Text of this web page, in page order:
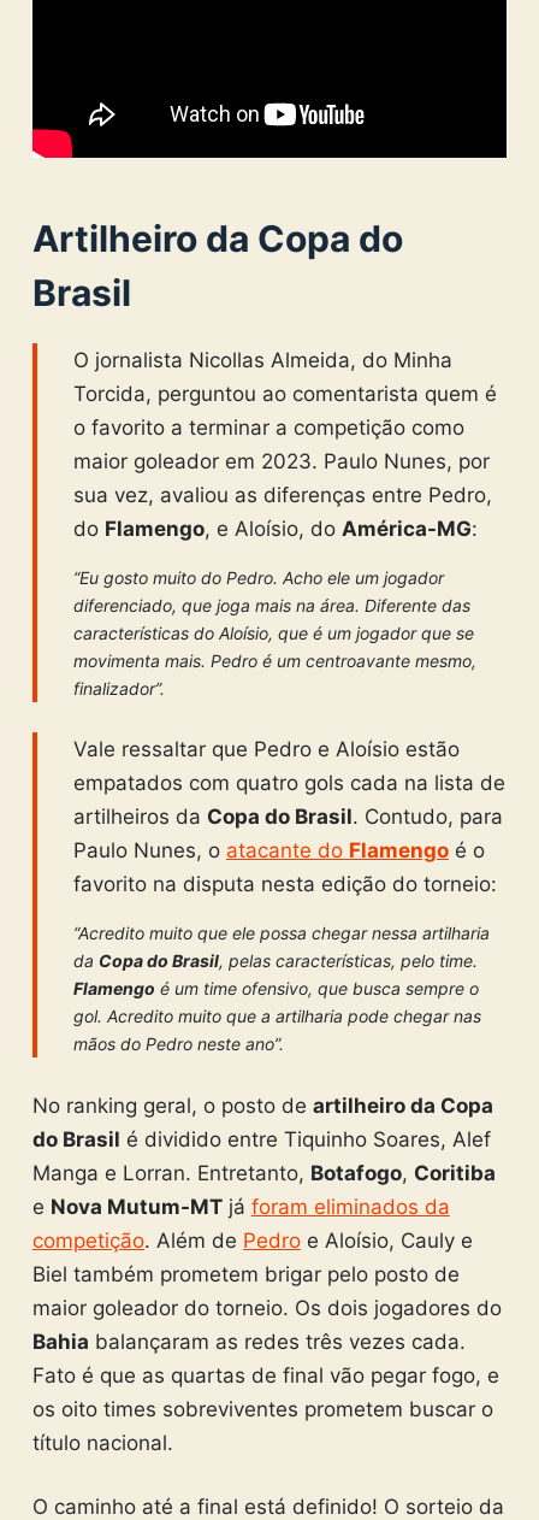
Artilheiro da Copa do
Brasil
O jornalista Nicollas Almeida, do Minha
Torcida, perguntou ao comentarista quem é
o favorito a terminar a competição como
maior goleador em 2023. Paulo Nunes, por
sua vez, avaliou as diferenças entre Pedro,
do Flamengo, e Aloísio, do América-MG:
“Eu gosto muito do Pedro. Acho ele um jogador
diferenciado, que joga mais na área. Diferente das
características do Aloísio, que é um jogador que se
movimenta mais. Pedro é um centroavante mesmo,
finalizador”.
Vale ressaltar que Pedro e Aloísio estão
empatados com quatro gols cada na lista de
artilheiros da Copa do Brasil. Contudo, para
Paulo Nunes, o atacante do Flamengoé o
favorito na disputa nesta edição do torneio:
“Acredito muito que ele possa chegar nessa artilharia
da Copa do Brasil, pelas características, pelo time.
Flamengo é um time ofensivo, que busca sempre o
gol. Acredito muito que a artilharia pode chegar nas
mãos do Pedro neste ano”.
No ranking geral, o posto de artilheiro da Copa
do Brasil é dividido entre Tiquinho Soares, Alef
Manga e Lorran. Entretanto, Botafogo, Coritiba
e Nova Mutum-MTjá foram eliminados da
competição. Além de Pedroe Aloísio, Cauly e
Biel também prometem brigar pelo posto de
maior goleador do torneio. Os dois jogadores do
Bahia balançaram as redes três vezes cada.
Fato é que as quartas de final vão pegar fogo, e
os oito times sobreviventes prometem buscar o
título nacional.
O caminho até a final está definido! O sorteio da